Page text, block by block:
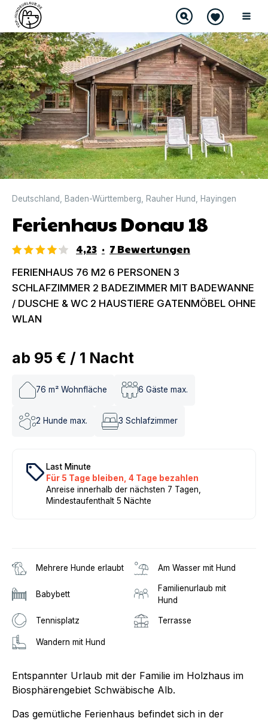
DIREKT BUCHBAR
Deutschland Baden-Württemberg Rauher Hund Hayingen
Ferienhaus Donau 18
4,23 · 7 Bewertungen
FERIENHAUS 76 M2 6 PERSONEN 3
SCHLAFZIMMER 2 BADEZIMMER MIT BADEWANNE
/ DUSCHE & WC 2 HAUSTIERE GATENMÖBEL OHNE
WLAN
ab 95 € / 1 Nacht
76 m² Wohnfläche 6 Gäste max.
2 Hunde max. 3 Schlafzimmer
local_offer Last Minute
Für 5 Tage bleiben, 4 Tage bezahlen
Anreise innerhalb der nächsten 7 Tagen,
Mindestaufenthalt 5 Nächte
Mehrere Hunde erlaubt Am Wasser mit Hund
Babybett
Familienurlaub mit
Hund
Tennisplatz Terrasse
Wandern mit Hund
Entspannter Urlaub mit der Familie im Holzhaus im
Biosphärengebiet Schwäbische Alb.
Das gemütliche Ferienhaus befindet sich in der